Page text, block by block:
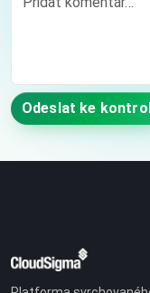
Odeslat ke